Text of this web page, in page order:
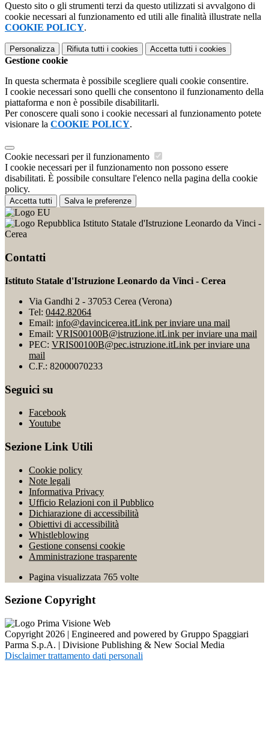
Questo sito o gli strumenti terzi da questo utilizzati si avvalgono di
cookie necessari al funzionamento ed utili alle finalità illustrate nella
COOKIE POLICY.
Personalizza Rifiuta tutti i cookies Accetta tutti i cookies
Gestione cookie
In questa schermata è possibile scegliere quali cookie consentire.
I cookie necessari sono quelli che consentono il funzionamento della
piattaforma e non è possibile disabilitarli.
Per conoscere quali sono i cookie necessari al funzionamento potete
visionare la COOKIE POLICY.
Cookie necessari per il funzionamento
I cookie necessari per il funzionamento non possono essere
disabilitati. È possibile consultare l'elenco nella pagina della cookie
policy.
Accetta tutti Salva le preferenze
Istituto Statale d'Istruzione Leonardo da Vinci -
Cerea
Contatti
Istituto Statale d'Istruzione Leonardo da Vinci - Cerea
Via Gandhi 2 - 37053 Cerea (Verona)
Tel: 0442.82064
Email: info@davincicerea.itLink per inviare una mail
Email: VRIS00100B@istruzione.itLink per inviare una mail
PEC: VRIS00100B@pec.istruzione.itLink per inviare una
mail
C.F.: 82000070233
Seguici su
Facebook
Youtube
Sezione Link Utili
Cookie policy
Note legali
Informativa Privacy
Ufficio Relazioni con il Pubblico
Dichiarazione di accessibilità
Obiettivi di accessibilità
Whistleblowing
Gestione consensi cookie
Amministrazione trasparente
Pagina visualizzata 765 volte
Sezione Copyright
Copyright 2026 | Engineered and powered by Gruppo Spaggiari
Parma S.p.A. | Divisione Publishing & New Social Media
Disclaimer trattamento dati personali